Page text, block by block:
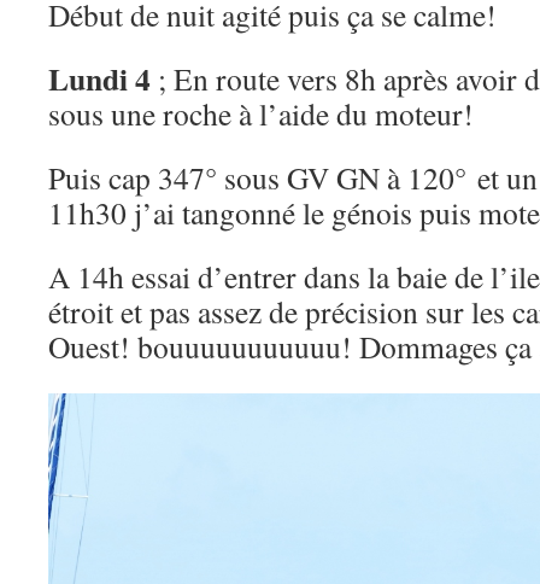
Début de nuit agité puis ça se calme!
Lundi 4 ; En route vers 8h après avoir
sous une roche à l’aide du moteur!
Puis cap 347° sous GV GN à 120° et
11h30 j’ai tangonné le génois puis
A 14h essai d’entrer dans la baie de
étroit et pas assez de précision sur les
Ouest! bouuuuuuuuuuu! Dommages